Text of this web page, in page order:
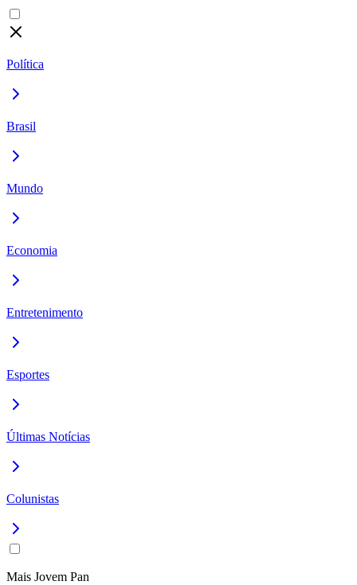
Política
Brasil
Mundo
Economia
Entretenimento
Esportes
Últimas Notícias
Colunistas
Mais Jovem Pan